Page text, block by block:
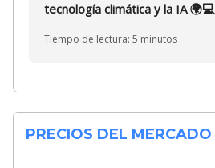
tecnología climática y la IA 🌍💻
Tiempo de lectura: 5 minutos
PRECIOS DEL MERCADO